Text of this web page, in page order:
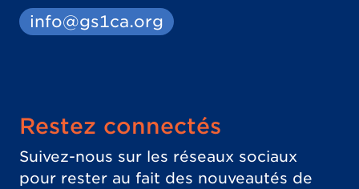
info@gs1ca.org
Restez connectés
Suivez-nous sur les réseaux sociaux
pour rester au fait des nouveautés de